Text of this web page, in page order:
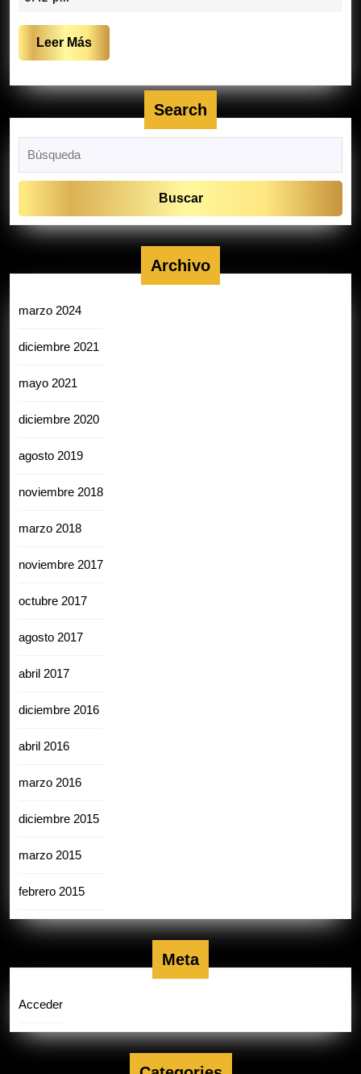
Leer MásLeer
Más
Search
Archivo
marzo 2024
diciembre 2021
mayo 2021
diciembre 2020
agosto 2019
noviembre 2018
marzo 2018
noviembre 2017
octubre 2017
agosto 2017
abril 2017
diciembre 2016
abril 2016
marzo 2016
diciembre 2015
marzo 2015
febrero 2015
Meta
Acceder